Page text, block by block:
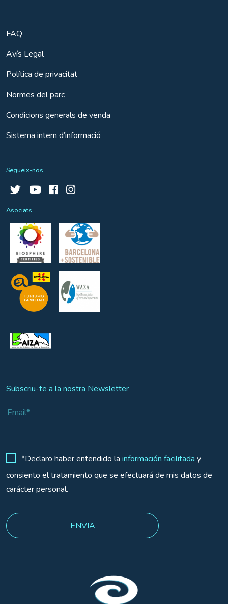
FAQ
Avís Legal
Política de privacitat
Normes del parc
Condicions generals de venda
Sistema intern d’informació
Segueix-nos
Asociats
Subscriu-te a la nostra Newsletter
*Declaro haber entendido la información facilitada y
consiento el tratamiento que se efectuará de mis datos de
carácter personal.